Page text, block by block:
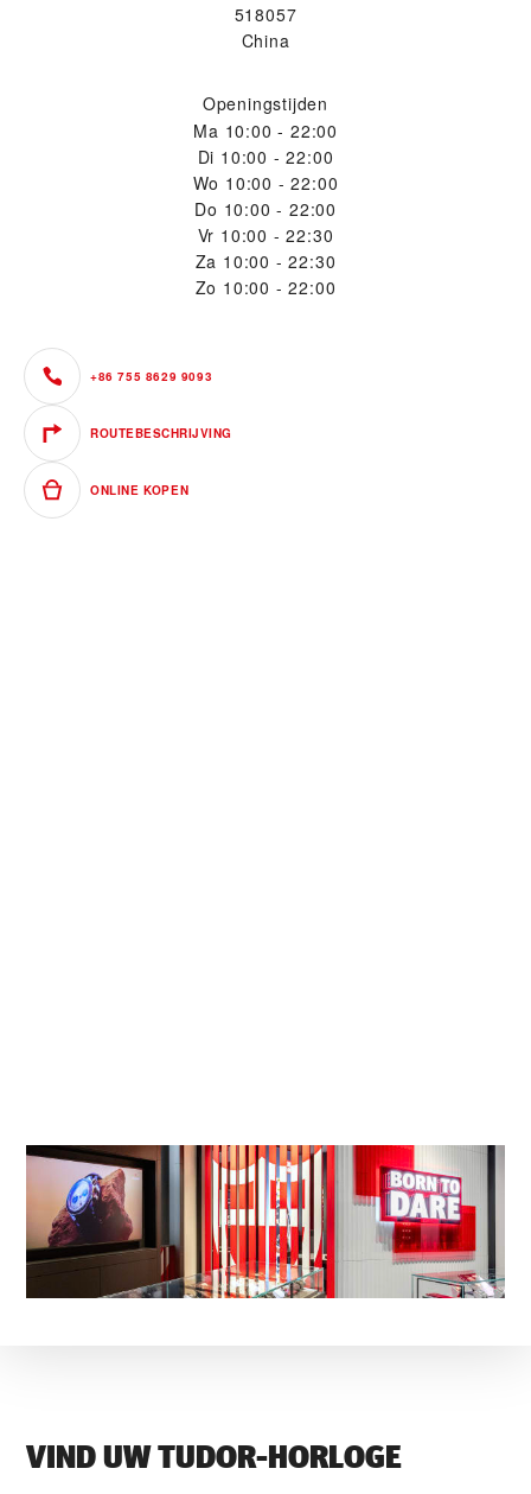
518057
China
Openingstijden
Ma 10:00 - 22:00
Di 10:00 - 22:00
Wo 10:00 - 22:00
Do 10:00 - 22:00
Vr 10:00 - 22:30
Za 10:00 - 22:30
Zo 10:00 - 22:00
+86 755 8629 9093
ROUTEBESCHRIJVING
ONLINE KOPEN
VIND UW TUDOR-HORLOGE